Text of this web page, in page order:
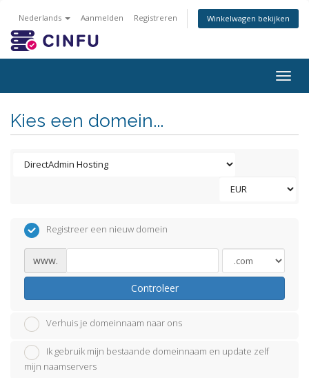
Nederlands Aanmelden Registreren Winkelwagen bekijken
Kies een domein...
Registreer een nieuw domein
www.
Controleer
Verhuis je domeinnaam naar ons
Ik gebruik mijn bestaande domeinnaam en update zelf
mijn naamservers